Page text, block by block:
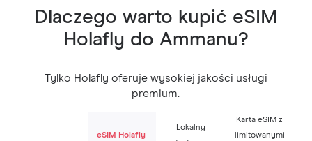
Dlaczego warto kupić eSIM
Holafly do Ammanu?
Tylko Holafly oferuje wysokiej jakości usługi
premium.
eSIM Holafly
Lokalny
Karta eSIM z
limitowanymi